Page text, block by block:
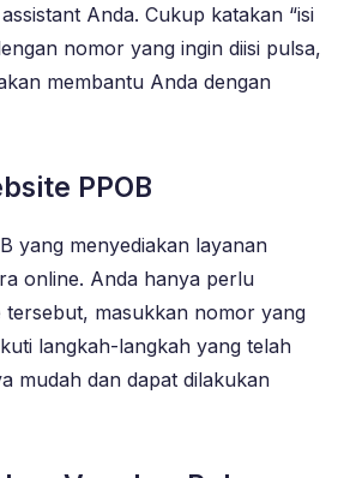
Anda. Cukup katakan “isi
nomor yang ingin diisi pulsa,
membantu Anda dengan
PPOB
yang menyediakan layanan
online. Anda hanya perlu
tersebut, masukkan nomor yang
langkah-langkah yang telah
mudah dan dapat dilakukan